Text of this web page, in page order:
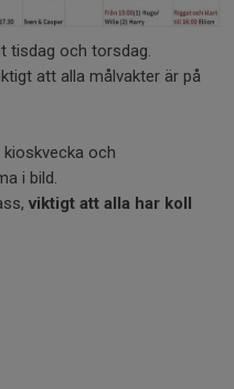
tisdag och torsdag.
att alla målvakter är på
och
i bild.
viktigt att alla har koll